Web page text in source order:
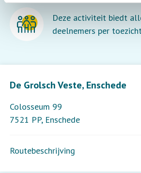
De Grolsch Veste, Enschede
Colosseum 99
7521 PP, Enschede
Routebeschrijving
Deze activiteit biedt
deelnemers per